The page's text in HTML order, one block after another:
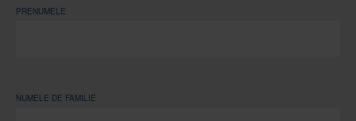
PRENUMELE
NUMELE DE FAMILIE